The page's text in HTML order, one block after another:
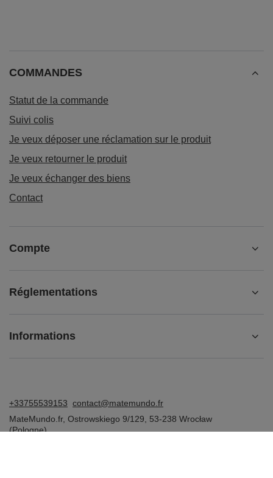
COMMANDES
Statut de la commande
Suivi colis
Je veux déposer une réclamation sur le produit
Je veux retourner le produit
Je veux échanger des biens
Contact
Compte
Réglementations
Informations
+33755539153 contact@matemundo.fr
MateMundo.fr, Ostrowskiego 9/129 53-238 Wrocław
(Pologne)